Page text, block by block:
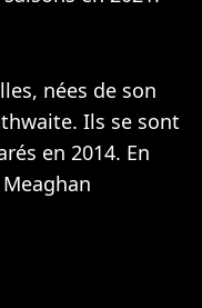
nées de son
Ils se sont
en 2014. En